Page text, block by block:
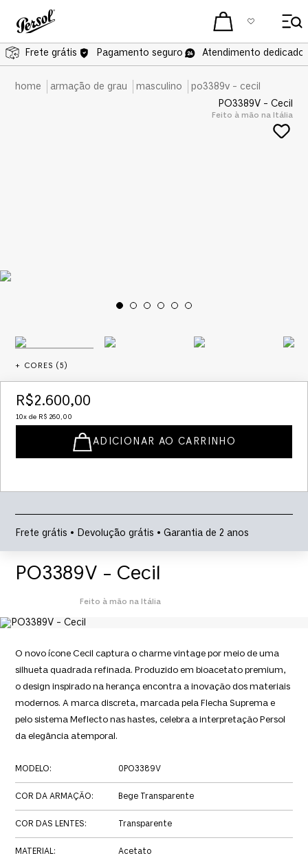
Frete grátis Pagamento seguro Atendimento dedicado
armação de grau masculino
po3389v - cecil
PO3389V - Cecil
Feito à mão na Itália
+ CORES (5)
R$2.600,00
10x de R$ 260,00
ADICIONAR AO CARRINHO
Frete grátis • Devolução grátis • Garantia de 2 anos
PO3389V - Cecil
Feito à mão na Itália
O novo ícone Cecil captura o charme vintage por meio de uma
silhueta quadrada refinada. Produzido em bioacetato premium,
o design inspirado na herança encontra a inovação dos materiais
modernos. A marca discreta, marcada pela Flecha Suprema e
pelo sistema Meflecto nas hastes, celebra a interpretação Persol
da elegância atemporal.
MODELO: 0PO3389V
COR DA ARMAÇÃO: Bege Transparente
COR DAS LENTES: Transparente
MATERIAL: Acetato